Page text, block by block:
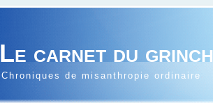
Le carnet du
Chroniques de misanthropie ordinaire